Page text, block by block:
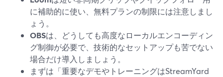
に補助的に使い、無料プランの制限には注意しまし
ょう。
OBSは、どうしても高度なローカルエンコーディン
グ制御が必要で、技術的なセットアップも苦でない
場合だけ導入しましょう。
まずは「重要なデモやトレーニングはStreamYard